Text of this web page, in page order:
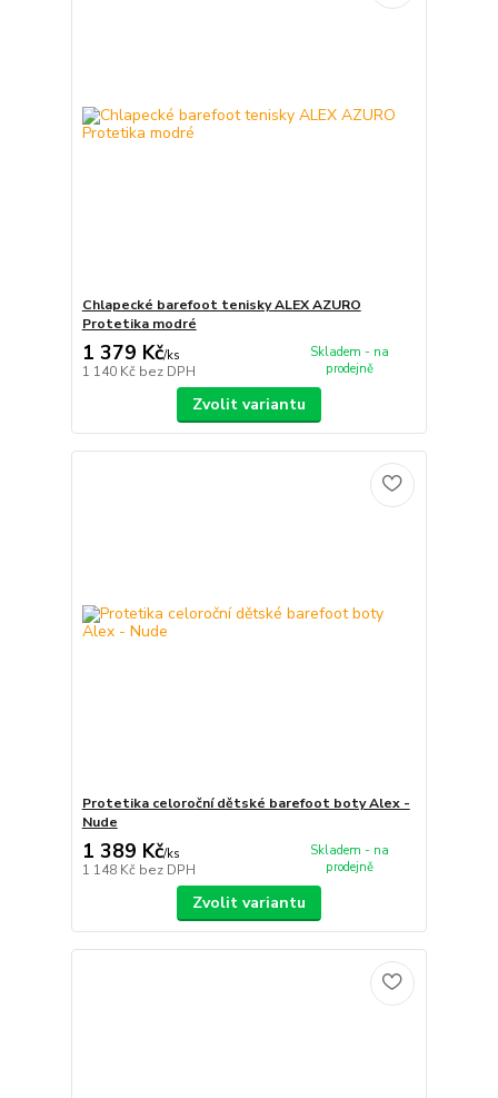
Chlapecké barefoot tenisky ALEX AZURO
Protetika modré
1 379 Kč/ks
1 140 Kč bez DPH
Skladem - na
prodejně
Zvolit variantu
Protetika celoroční dětské barefoot boty Alex -
Nude
1 389 Kč/ks
1 148 Kč bez DPH
Skladem - na
prodejně
Zvolit variantu